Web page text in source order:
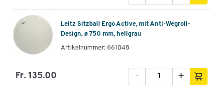
Leitz Sitzball Ergo Active, mit Anti-Wegroll-
Design, ø 750 mm, hellgrau
Artikelnummer: 661048
Fr. 135.00 +
-